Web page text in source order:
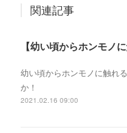
関連記事
幼い頃からホンモノに 触れ
か！
2021.02.16 09:00